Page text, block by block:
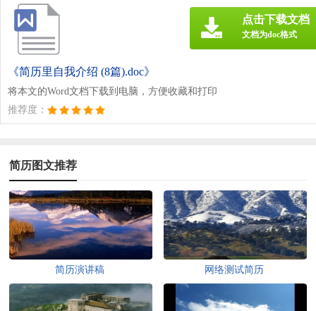
《简历里自我介绍 (8篇).doc》
将本文的Word文档下载到电脑，方便收藏和打印
推荐度：
点击下载文档
文档为doc格式
简历图文推荐
简历演讲稿 网络测试简历